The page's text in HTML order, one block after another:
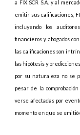
a FIX SCR S.A. y al
emitir sus calificaciones,
incluyendo los
financieros y abogados
las calificaciones son
las hipótesis y
por su naturaleza no se
pesar de la
verse afectadas por
momento en que se emitió